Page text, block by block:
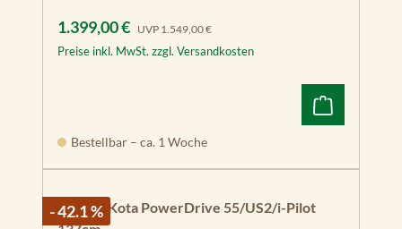
Verkaufspreis:
1.399,00 € UVP 1.549,00 €
Preise inkl. MwSt. zzgl. Versandkosten
Bestellbar – ca. 1 Woche
- 42.1 %